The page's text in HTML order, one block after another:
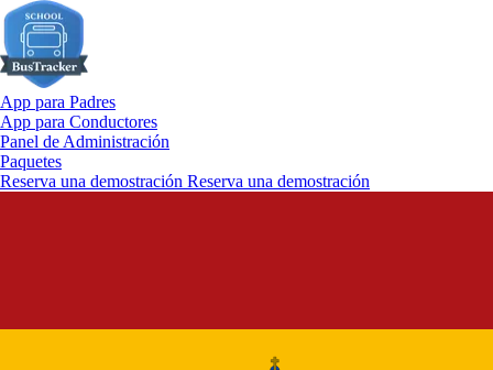
App para Padres
App para Conductores
Panel de Administración
Paquetes
Reserva una demostración Reserva una demostración